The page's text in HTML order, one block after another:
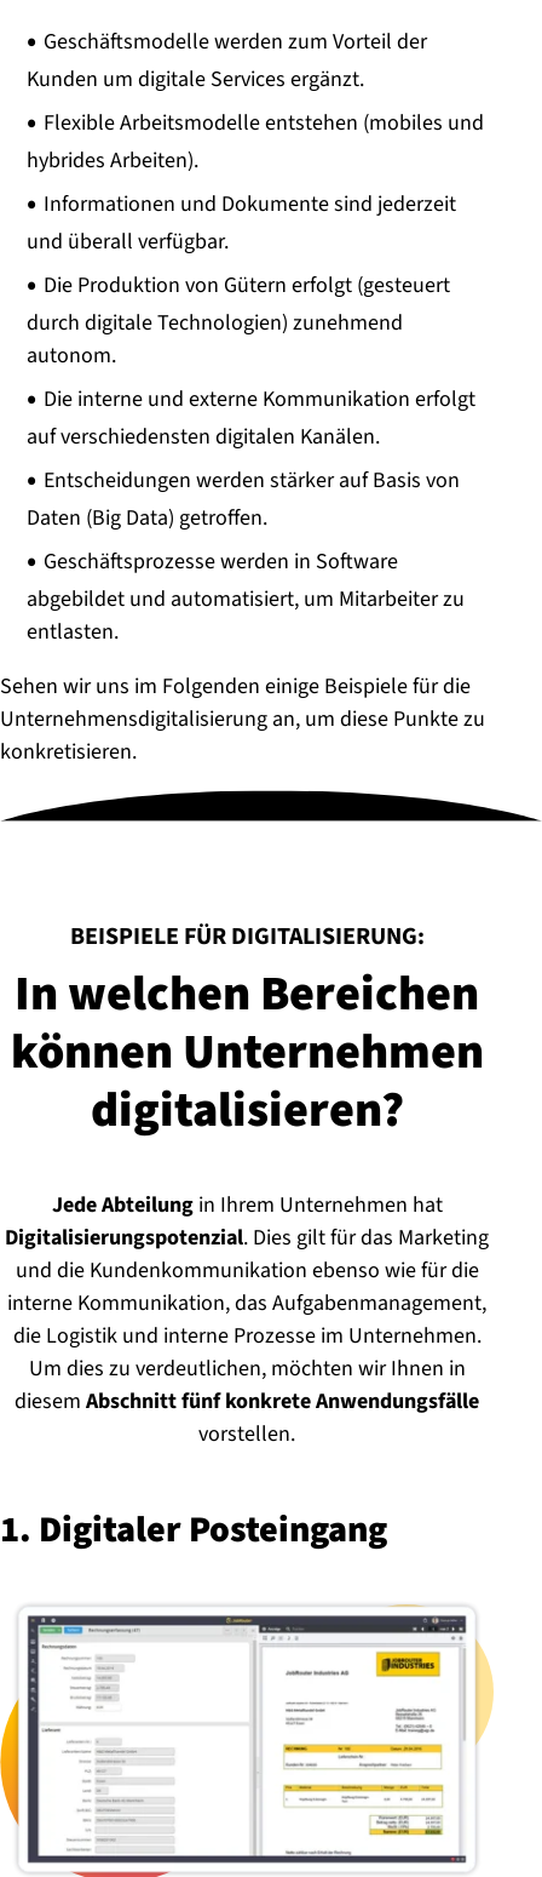
Geschäftsmodelle werden zum Vorteil der
Kunden um digitale Services ergänzt.
Flexible Arbeitsmodelle entstehen (mobiles und
hybrides Arbeiten).
Informationen und Dokumente sind jederzeit
und überall verfügbar.
Die Produktion von Gütern erfolgt (gesteuert
durch digitale Technologien) zunehmend
autonom.
Die interne und externe Kommunikation erfolgt
auf verschiedensten digitalen Kanälen.
Entscheidungen werden stärker auf Basis von
Daten (Big Data) getroffen.
Geschäftsprozesse werden in Software
abgebildet und automatisiert, um Mitarbeiter zu
entlasten.
Sehen wir uns im Folgenden einige Beispiele für die
Unternehmensdigitalisierung an, um diese Punkte zu
konkretisieren.
BEISPIELE FÜR DIGITALISIERUNG:
In welchen Bereichen
können Unternehmen
di­gi­ta­li­sie­ren?
Jede Abteilungin Ihrem Unternehmen hat
Digitalisierungspotenzial. Dies gilt für das Marketing
und die Kundenkommunikation ebenso wie für die
interne Kommunikation, das Aufgabenmanagement,
die Logistik und interne Prozesse im Unternehmen.
Um dies zu verdeutlichen, möchten wir Ihnen in
diesem Abschnitt fünf konkrete Anwendungsfälle
vorstellen.
1. Digitaler Posteingang